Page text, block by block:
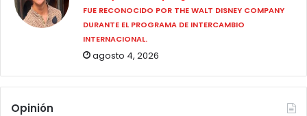
FUE RECONOCIDO POR THE WALT DISNEY COMPANY
DURANTE EL PROGRAMA DE INTERCAMBIO
INTERNACIONAL.
agosto 4, 2026
Opinión